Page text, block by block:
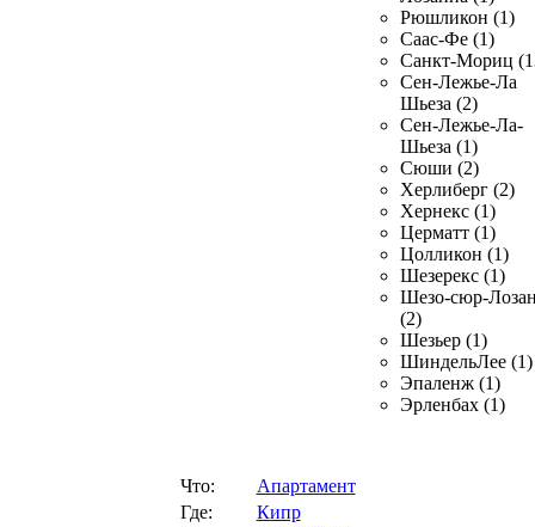
Рюшликон (1)
Саас-Фе (1)
Санкт-Мориц
Сен-Лежье-Ла
Шьеза (2)
Сен-Лежье-Ла-
Шьеза (1)
Сюши (2)
Херлиберг (2)
Хернекс (1)
Церматт (1)
Цолликон (1)
Шезерекс (1)
Шезо-сюр-
(2)
Шезьер (1)
ШиндельЛее (1)
Эпаленж (1)
Эрленбах (1)
Что:
Апартамент
Где:
Кипр